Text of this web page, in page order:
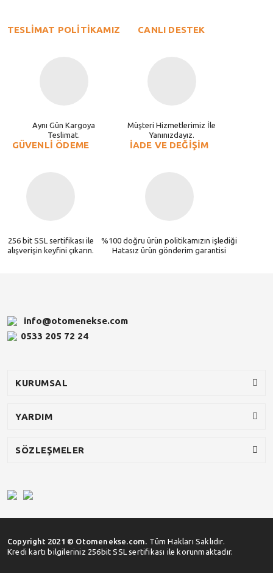
TESLİMAT POLİTİKAMIZ
Aynı Gün Kargoya
Teslimat.
CANLI DESTEK
Müşteri Hizmetlerimiz İle
Yanınızdayız.
GÜVENLİ ÖDEME
256 bit SSL sertifikası ile
alışverişin keyfini çıkarın.
İADE VE DEĞİŞİM
%100 doğru ürün politikamızın işlediği
Hatasız ürün gönderim garantisi
info@otomenekse.com
0533 205 72 24
KURUMSAL
YARDIM
SÖZLEŞMELER
Copyright 2021 © Otomenekse.com. Tüm Hakları Saklıdır.
Kredi kartı bilgileriniz 256bit SSL sertifikası ile korunmaktadır.